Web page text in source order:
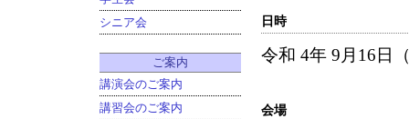
シニア会
ご案内
講演会のご案内
講習会のご案内
日時
令和 4年 9月16日
会場